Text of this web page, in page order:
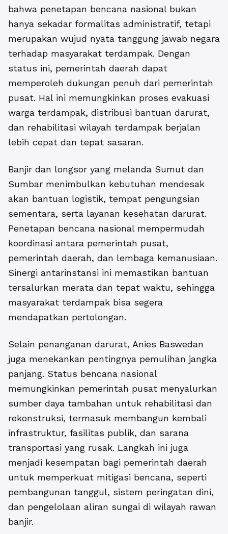
bahwa penetapan bencana nasional bukan
hanya sekadar formalitas administratif, tetapi
merupakan wujud nyata tanggung jawab negara
terhadap masyarakat terdampak. Dengan
status ini, pemerintah daerah dapat
memperoleh dukungan penuh dari pemerintah
pusat. Hal ini memungkinkan proses evakuasi
warga terdampak, distribusi bantuan darurat,
dan rehabilitasi wilayah terdampak berjalan
lebih cepat dan tepat sasaran.
Banjir dan longsor yang melanda Sumut dan
Sumbar menimbulkan kebutuhan mendesak
akan bantuan logistik, tempat pengungsian
sementara, serta layanan kesehatan darurat.
Penetapan bencana nasional mempermudah
koordinasi antara pemerintah pusat,
pemerintah daerah, dan lembaga kemanusiaan.
Sinergi antarinstansi ini memastikan bantuan
tersalurkan merata dan tepat waktu, sehingga
masyarakat terdampak bisa segera
mendapatkan pertolongan.
Selain penanganan darurat, Anies Baswedan
juga menekankan pentingnya pemulihan jangka
panjang. Status bencana nasional
memungkinkan pemerintah pusat menyalurkan
sumber daya tambahan untuk rehabilitasi dan
rekonstruksi, termasuk membangun kembali
infrastruktur, fasilitas publik, dan sarana
transportasi yang rusak. Langkah ini juga
menjadi kesempatan bagi pemerintah daerah
untuk memperkuat mitigasi bencana, seperti
pembangunan tanggul, sistem peringatan dini,
dan pengelolaan aliran sungai di wilayah rawan
banjir.